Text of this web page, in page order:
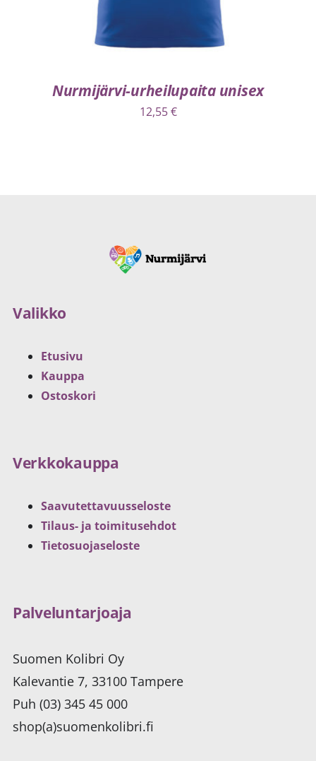
Nurmijärvi-urheilupaita unisex
12,55€
Valikko
Etusivu
Kauppa
Ostoskori
Verkkokauppa
Saavutettavuusseloste
Tilaus- ja toimitusehdot
Tietosuojaseloste
Palveluntarjoaja
Suomen Kolibri Oy
Kalevantie 7, 33100 Tampere
Puh (03) 345 45 000
shop(a)suomenkolibri.fi